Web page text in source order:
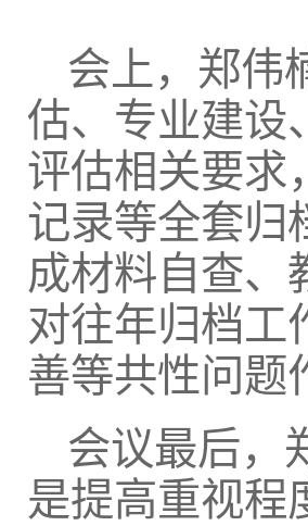
会上，郑伟
估、专业建设
评估相关要求
记录等全套归
成材料自查、
对往年归档工
善等共性问题
会议最后，
是提高重视程